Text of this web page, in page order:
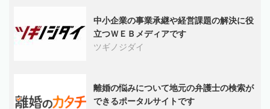
中小企業の事業承継や経営課題の解決に役
立つＷＥＢメディアです
ツギノジダイ
離婚の悩みについて地元の弁護士の検索が
できるポータルサイトです